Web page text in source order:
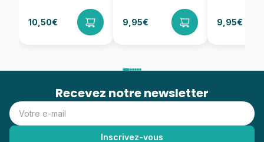
10,50€ 9,95€ 9,95€
Recevez notre newsletter